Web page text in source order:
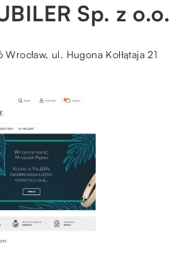
Sp. z o.o.
ul. Hugona Kołłątaja 21